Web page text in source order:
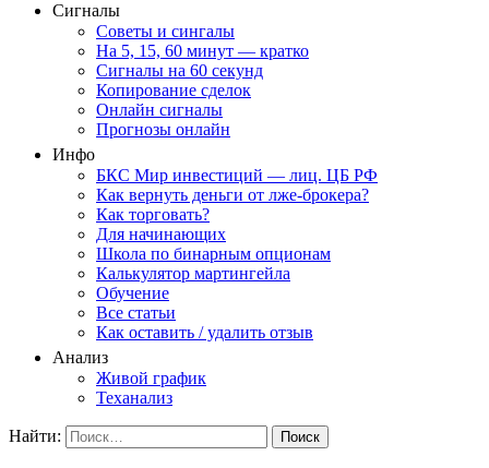
Сигналы
Советы и сингалы
На 5, 15, 60 минут — кратко
Сигналы на 60 секунд
Копирование сделок
Онлайн сигналы
Прогнозы онлайн
Инфо
БКС Мир инвестиций — лиц. ЦБ РФ
Как вернуть деньги от лже-брокера?
Как торговать?
Для начинающих
Школа по бинарным опционам
Калькулятор мартингейла
Обучение
Все статьи
Как оставить / удалить отзыв
Анализ
Живой график
Теханализ
Найти: